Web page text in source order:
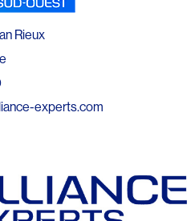
Rieux
experts.com